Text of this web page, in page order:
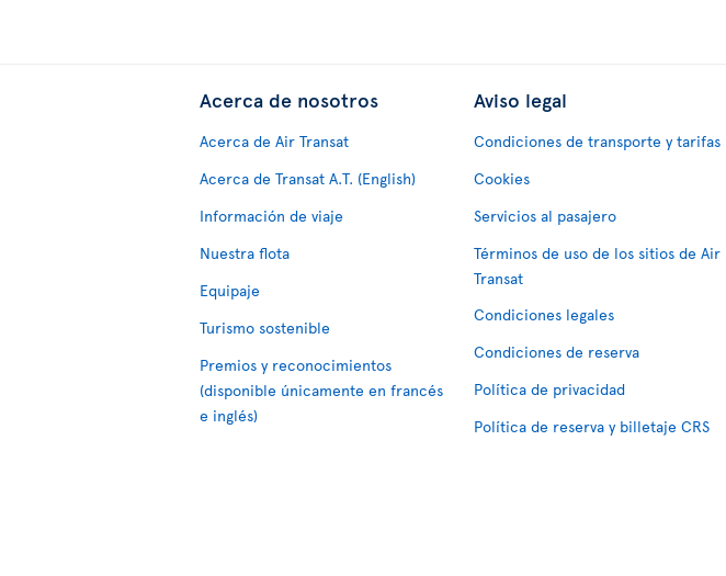
Acerca de nosotros
Acerca de Air Transat
Acerca de Transat A.T. (English)
Información de viaje
Nuestra flota
Equipaje
Turismo sostenible
Premios y reconocimientos
(disponible únicamente en francés
e inglés)
Aviso legal
Condiciones de transporte y tarifas
Cookies
Servicios al pasajero
Términos de uso de los sitios de Air
Transat
Condiciones legales
Condiciones de reserva
Política de privacidad
Política de reserva y billetaje CRS